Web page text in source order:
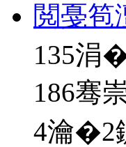
閲戞笣
135涓
186骞
4瀹�2